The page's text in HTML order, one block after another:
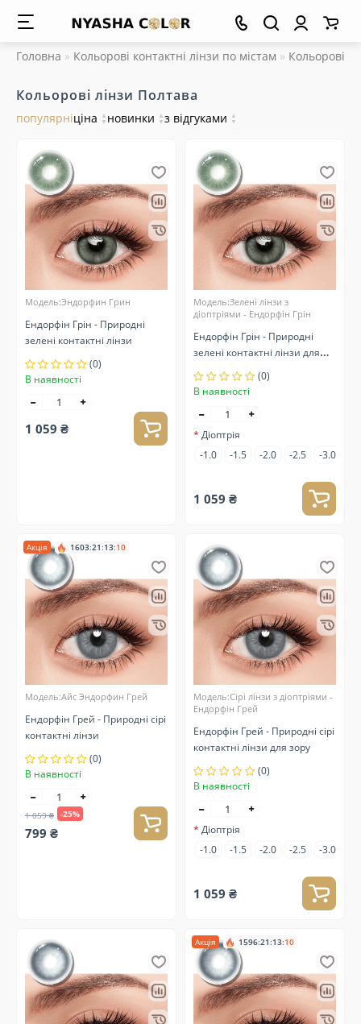
Головна Кольорові контактні лінзи по містам Кольорові
Кольорові лінзи Полтава
популярніціна ▲
▼ новинки ▲
▼з відгуками ▲
▼
Модель:Эндорфин Грин
Ендорфін Грін - Природні
зелені контактні лінзи
(0)
В наявності
1 059 ₴
Модель:Зелені лінзи з
діоптріями - Ендорфін Грін
Ендорфін Грін - Природні
зелені контактні лінзи для
зору
(0)
В наявності
Діоптрія
-1.0
-1.5 -2.0 -2.5 -3.0
1 059 ₴
Акція 1603:21:13:10
Модель:Айс Эндорфин Грей
Ендорфін Грей - Природні сірі
контактні лінзи
(0)
В наявності
1 059 ₴ -25%
799 ₴
Модель:Сірі лінзи з діоптріями -
Ендорфін Грей
Ендорфін Грей - Природні сірі
контактні лінзи для зору
(0)
В наявності
Діоптрія
-1.0
-1.5 -2.0 -2.5 -3.0
1 059 ₴
Акція 1596:21:13:10